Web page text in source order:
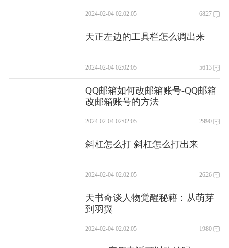
2024-02-04 02:02:05 6827
天正左边的工具栏怎么调出来
2024-02-04 02:02:05 5613
QQ邮箱如何改邮箱账号-QQ邮箱
改邮箱账号的方法
2024-02-04 02:02:05 2990
斜杠怎么打 斜杠怎么打出来
2024-02-04 02:02:05 2626
天书奇谈人物觉醒秘籍：从萌芽
到羽翼
2024-02-04 02:02:05 1980